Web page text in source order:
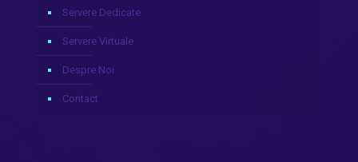
Servere Dedicate
Servere Virtuale
Despre Noi
Contact